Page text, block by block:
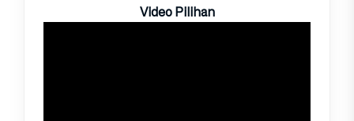
Video Pilihan